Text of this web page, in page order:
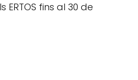
fins al 30 de